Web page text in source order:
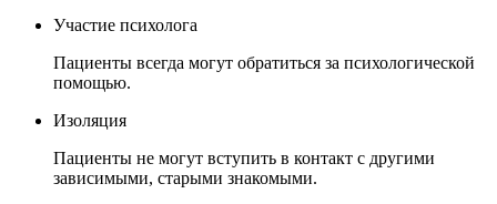
Участие психолога
Пациенты всегда могут обратиться за психологической
помощью.
Изоляция
Пациенты не могут вступить в контакт с другими
зависимыми, старыми знакомыми.